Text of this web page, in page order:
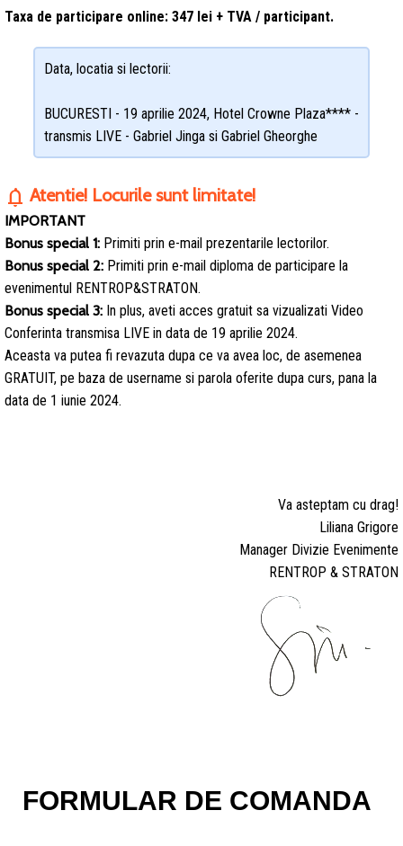
Taxa de participare online: 347 lei + TVA / participant.
Data, locatia si lectorii:
BUCURESTI - 19 aprilie 2024, Hotel Crowne Plaza**** -
transmis LIVE - Gabriel Jinga si Gabriel Gheorghe
notifications Atentie! Locurile sunt limitate!
IMPORTANT
Bonus special 1: Primiti prin e-mail prezentarile lectorilor.
Bonus special 2: Primiti prin e-mail diploma de participare la
evenimentul RENTROP&STRATON.
Bonus special 3: In plus, aveti acces gratuit sa vizualizati Video
Conferinta transmisa LIVE in data de 19 aprilie 2024.
Aceasta va putea fi revazuta dupa ce va avea loc, de asemenea
GRATUIT, pe baza de username si parola oferite dupa curs, pana la
data de 1 iunie 2024.
Va asteptam cu drag!
Liliana Grigore
Manager Divizie Evenimente
RENTROP & STRATON
FORMULAR DE COMANDA